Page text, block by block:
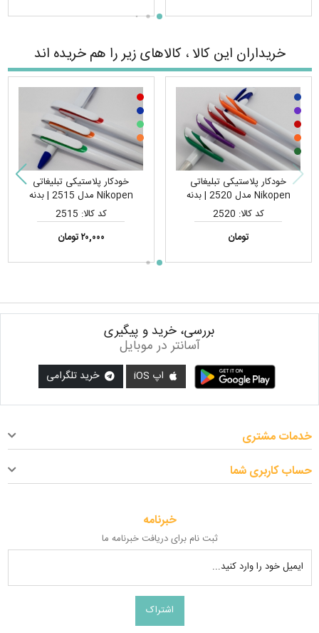
خریداران این کالا ، کالاهای زیر را هم خریده اند
خودکار پلاستیکی تبلیغاتی
Nikopen مدل 2520 | بدنه
سفید، قیمت اقتصادی، مناسب
چاپ تامپو و لیزری لوگو
کد کالا: 2520
تومان
خودکار پلاستیکی تبلیغاتی
Nikopen مدل 2515 | بدنه
مقاوم و سبک، مناسب چاپ تامپو
و لیزری لوگو
کد کالا: 2515
۲۰,۰۰۰ تومان
بررسی، خرید و پیگیری
آسانتر در موبایل
اپ iOS خرید تلگرامی
خبرنامه
ثبت نام برای دریافت خبرنامه ما
ایمیل خود را وارد کنید...
اشتراک
خدمات مشتری
حساب کاربری شما